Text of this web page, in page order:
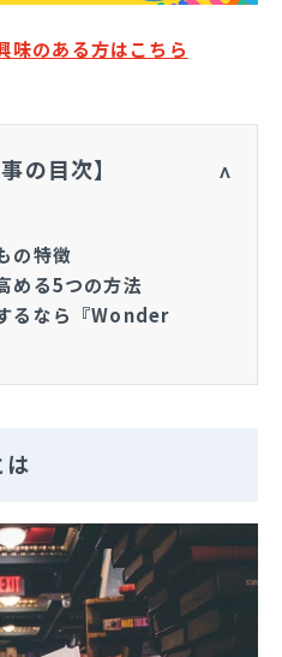
味のある方はこちら
の目次】
の特徴
める5つの方法
るなら『Wonder
は